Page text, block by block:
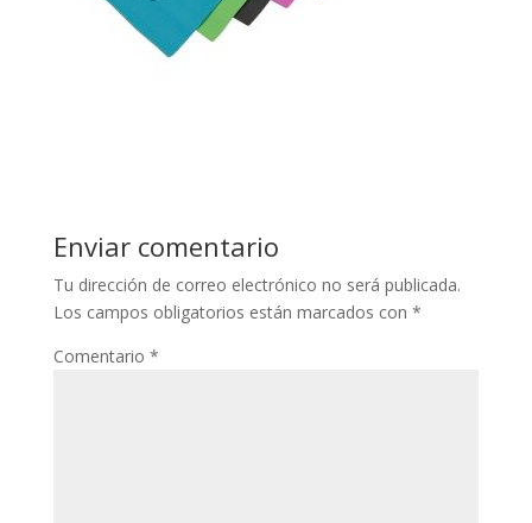
Enviar comentario
Tu dirección de correo electrónico no será publicada.
Los campos obligatorios están marcados con *
Comentario *